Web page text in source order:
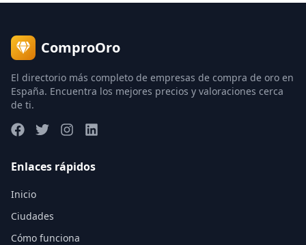
ComproOro
El directorio más completo de empresas de compra de oro en
España. Encuentra los mejores precios y valoraciones cerca
de ti.
Enlaces rápidos
Inicio
Ciudades
Cómo funciona